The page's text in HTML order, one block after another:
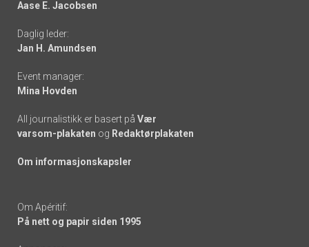
-
links
Aase E. Jacobsen
Daglig leder:
Jan H. Amundsen
Event manager:
Mina Hovden
All journalistikk er basert på Vær
varsom-plakaten og Redaktørplakaten
Om informasjonskapsler
Om Apéritif:
På nett og papir siden 1995